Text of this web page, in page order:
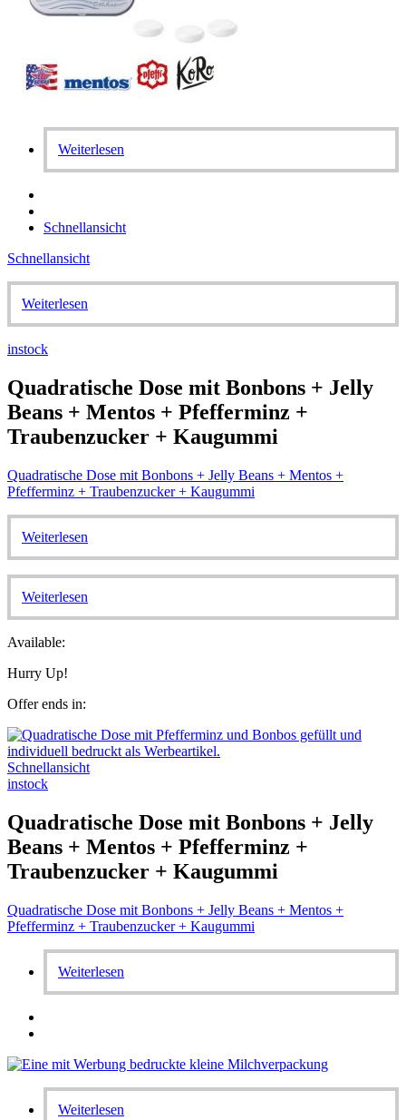
Weiterlesen
Schnellansicht
Schnellansicht
Weiterlesen
instock
Quadratische Dose mit Bonbons + Jelly
Beans + Mentos + Pfefferminz +
Traubenzucker + Kaugummi
Quadratische Dose mit Bonbons + Jelly Beans + Mentos +
Pfefferminz + Traubenzucker + Kaugummi
Weiterlesen
Weiterlesen
Available:
Hurry Up!
Offer ends in:
Schnellansicht
instock
Quadratische Dose mit Bonbons + Jelly
Beans + Mentos + Pfefferminz +
Traubenzucker + Kaugummi
Quadratische Dose mit Bonbons + Jelly Beans + Mentos +
Pfefferminz + Traubenzucker + Kaugummi
Weiterlesen
Weiterlesen